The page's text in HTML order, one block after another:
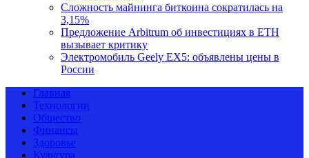
Сложность майнинга биткоина сократилась на
3,15%
Предложение Arbitrum об инвестициях в ETH
вызывает критику
Электромобиль Geely EX5: объявлены цены в
России
Главная
Технологии
Общество
Финансы
Здоровье
Культура